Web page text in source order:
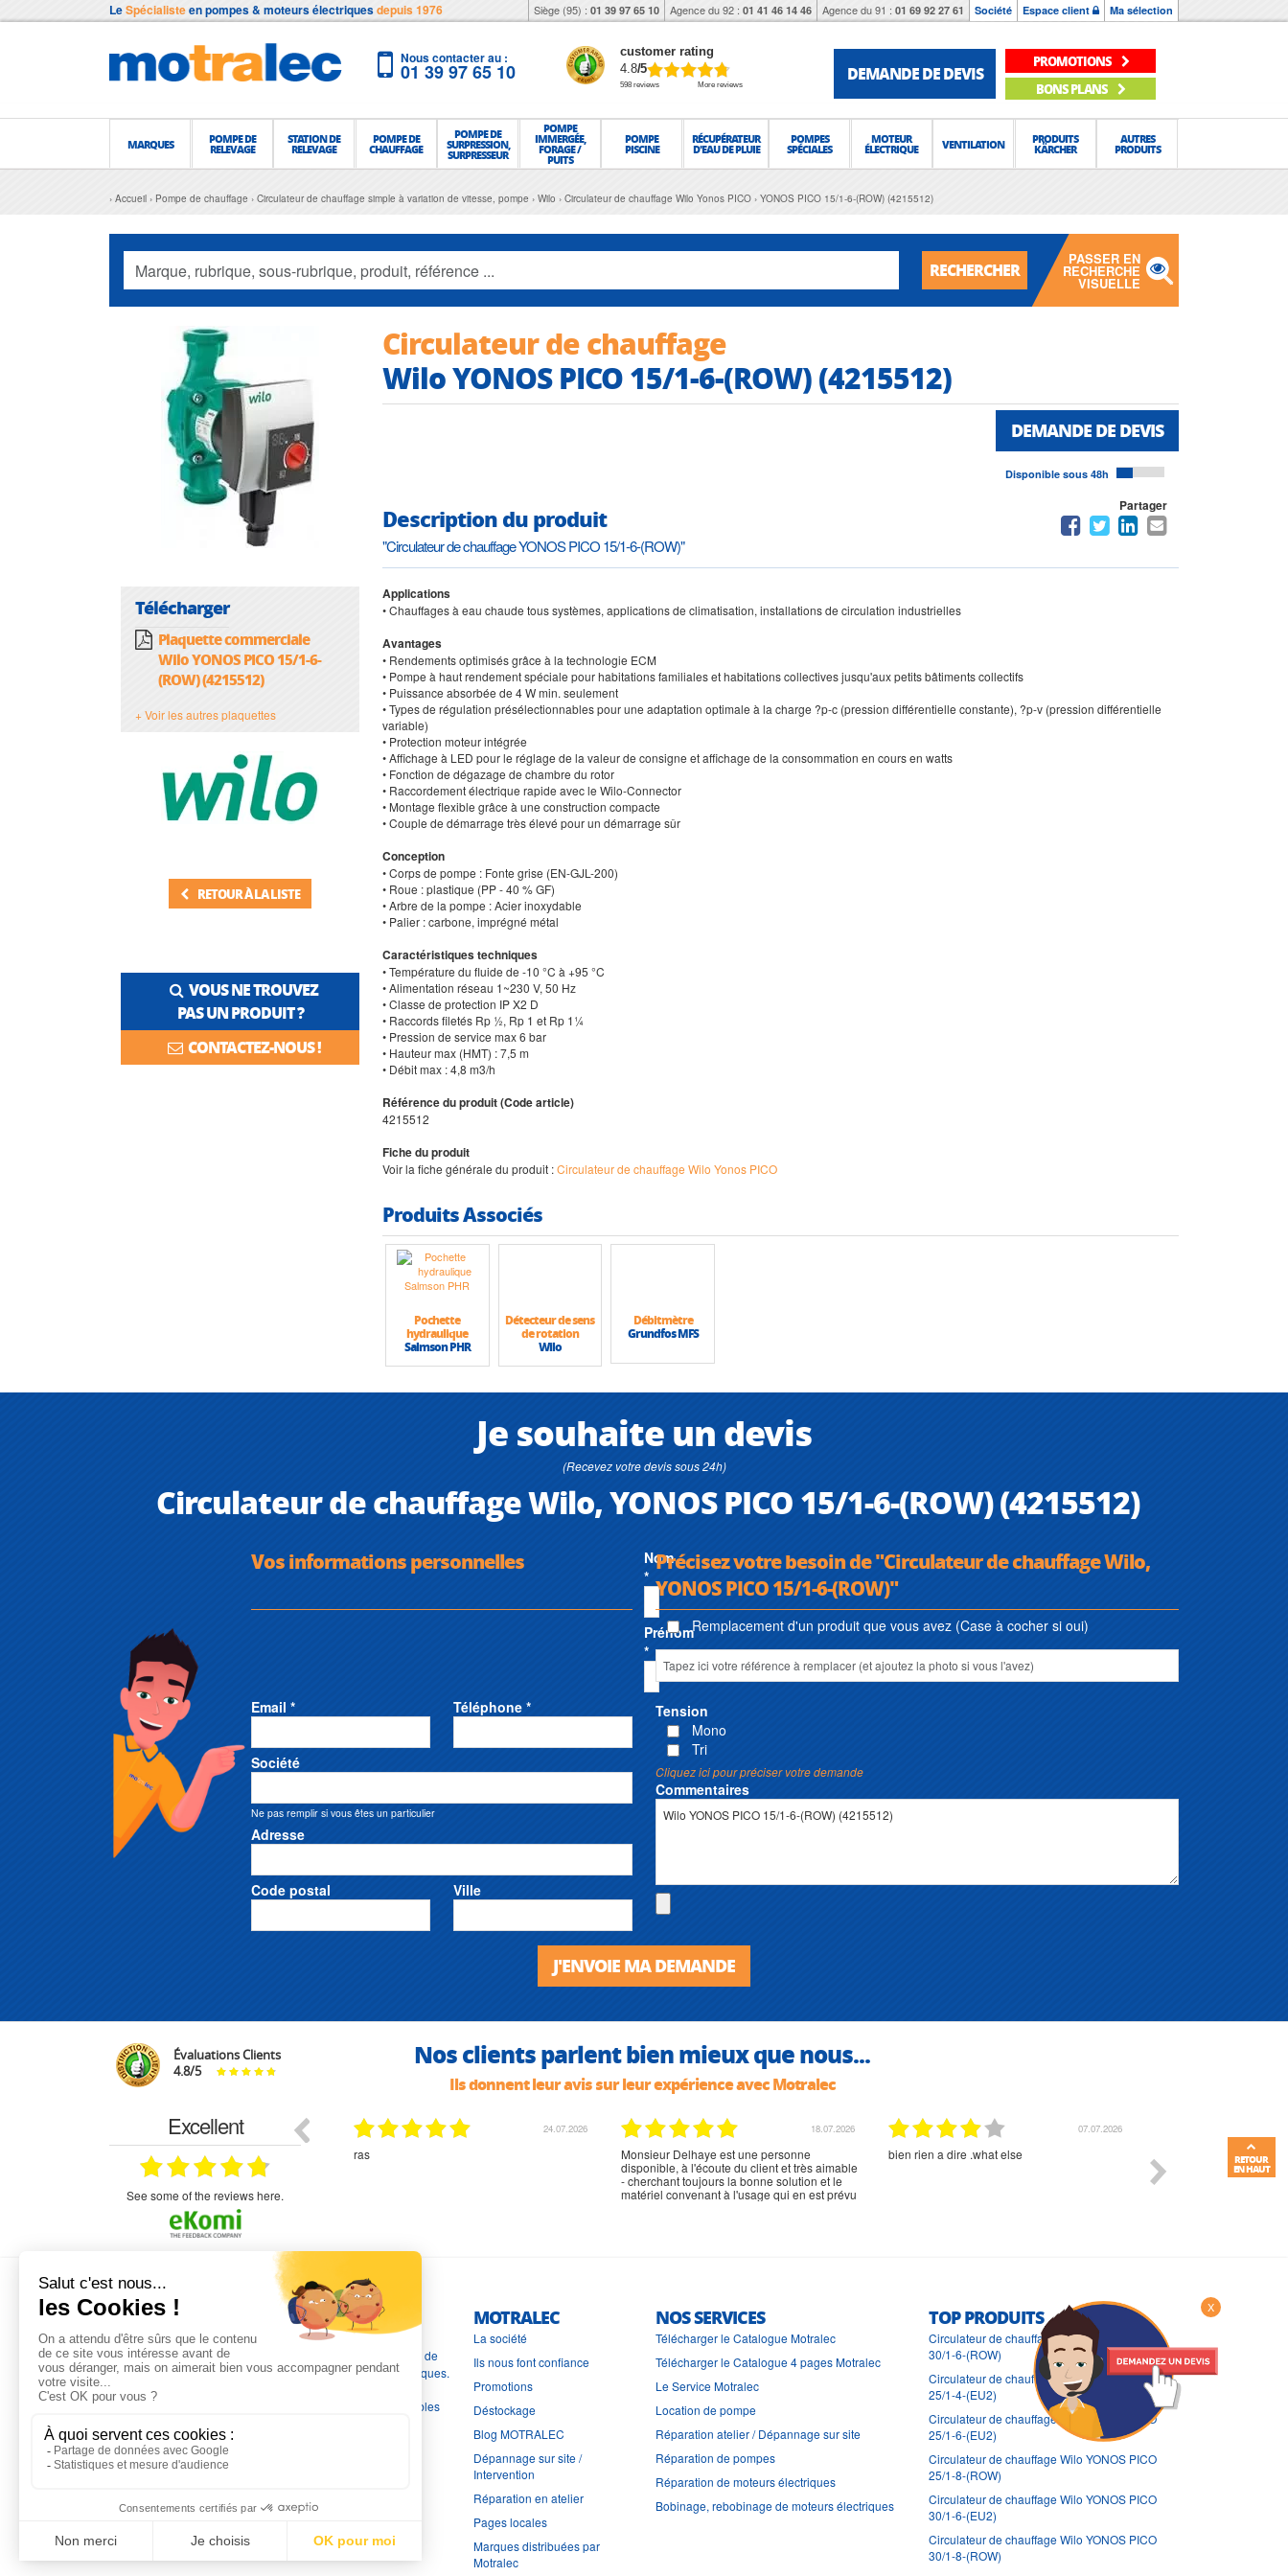
LeSpécialisteen pompes & moteurs électriquesdepuis 1976 Siège (95) : 01 39 97 65 10 Agence du 92 : 01 41 46 14 46 Agence du 91 : 01 69 92 27 61 Société Espace client Ma sélection
Nous contacter au :
01 39 97 65 10
customer rating
4.8/5
598 reviews More reviews
DEMANDE DE DEVIS
PROMOTIONS
BONS PLANS
MARQUES POMPE DE
RELEVAGE
STATION DE
RELEVAGE
POMPE DE
CHAUFFAGE
POMPE DE
SURPRESSION,
SURPRESSEUR
POMPE
IMMERGÉE,
FORAGE /
PUITS
POMPE
PISCINE
RÉCUPÉRATEUR
D'EAU DE PLUIE
POMPES
SPÉCIALES
MOTEUR
ÉLECTRIQUE VENTILATION PRODUITS
KÄRCHER
AUTRES
PRODUITS
Accueil Pompe de chauffage Circulateur de chauffage simple à variation de vitesse, pompe Wilo Circulateur de chauffage Wilo Yonos PICO YONOS PICO 15/1-6-(ROW) (4215512)
RECHERCHER
PASSER EN
RECHERCHE
VISUELLE
Télécharger
Plaquette commerciale
Wilo YONOS PICO 15/1-6-
(ROW) (4215512)
+ Voir les autres plaquettes
RETOUR À LA LISTE
VOUS NE TROUVEZ
PAS UN PRODUIT ?
CONTACTEZ-NOUS !
Circulateur de chauffage
Wilo YONOS PICO 15/1-6-(ROW) (4215512)
DEMANDE DE DEVIS
Disponible sous 48h
Description du produit
"Circulateur de chauffage YONOS PICO 15/1-6-(ROW)"
Partager
Applications
• Chauffages à eau chaude tous systèmes, applications de climatisation, installations de circulation industrielles
Avantages
• Rendements optimisés grâce à la technologie ECM
• Pompe à haut rendement spéciale pour habitations familiales et habitations collectives jusqu'aux petits bâtiments collectifs
• Puissance absorbée de 4 W min. seulement
• Types de régulation présélectionnables pour une adaptation optimale à la charge ?p-c (pression différentielle constante), ?p-v (pression différentielle
variable)
• Protection moteur intégrée
• Affichage à LED pour le réglage de la valeur de consigne et affichage de la consommation en cours en watts
• Fonction de dégazage de chambre du rotor
• Raccordement électrique rapide avec le Wilo-Connector
• Montage flexible grâce à une construction compacte
• Couple de démarrage très élevé pour un démarrage sûr
Conception
• Corps de pompe : Fonte grise (EN-GJL-200)
• Roue : plastique (PP - 40 % GF)
• Arbre de la pompe : Acier inoxydable
• Palier : carbone, imprégné métal
Caractéristiques techniques
• Température du fluide de -10 °C à +95 °C
• Alimentation réseau 1~230 V, 50 Hz
• Classe de protection IP X2 D
• Raccords filetés Rp ½, Rp 1 et Rp 1¼
• Pression de service max 6 bar
• Hauteur max (HMT) : 7,5 m
• Débit max : 4,8 m3/h
Référence du produit (Code article)
4215512
Fiche du produit
Voir la fiche générale du produit :Circulateur de chauffage Wilo Yonos PICO
Produits Associés
Pochette
hydraulique
Salmson PHR
Détecteur de sens
de rotation
Wilo
Débitmètre
Grundfos MFS
Je souhaite un devis
(Recevez votre devis sous 24h)
Circulateur de chauffage Wilo, YONOS PICO 15/1-6-(ROW) (4215512)
Vos informations personnelles
Nom
*
Prénom
*
Email * Téléphone *
Société
Ne pas remplir si vous êtes un particulier
Adresse
Code postal Ville
Précisez votre besoin de "Circulateur de chauffage Wilo,
YONOS PICO 15/1-6-(ROW)"
Remplacement d'un produit que vous avez (Case à cocher si oui)
Tension
Mono
Tri
Cliquez ici pour préciser votre demande
Commentaires
J'ENVOIE MA DEMANDE
Évaluations Clients
4.8/5 Nos clients parlent bien mieux que nous...
Ils donnent leur avis sur leur expérience avec Motralec
Excellent
see some of the reviews here.
29.03.2026
bonjour commande pompe puit malgré un
appel en dehors des heures d ouverture votre
commercial a géré ma demande le devis reçu
immédiatement un fois le paiement effectue la
commande a été valider l envoi a été un peu
long mais dans l ensemble très satisfait
24.07.2026
ras
18.07.2026
Monsieur Delhaye est une personne
disponible, à l'écoute du client et très aimable
- cherchant toujours la bonne solution et le
matériel convenant à l'usage qui en est prévu
07.07.2026
bien rien a dire .what else
L'EXPERTISE MOTRALEC
Depuis 1976, nous sommes
les spécialistes numéro 1 en
Franceen pompes de relevage, station de relevage, pompe de
chauffage, suppression, forage, immergée et moteurs électriques.
Nous assurons
dépannage
, tout en travaillant avec les marques les plus fiables
MOTRALEC
La société
Ils nous font confiance
Promotions
Déstockage
Blog MOTRALEC
Dépannage sur site /
Intervention
Réparation en atelier
Pages locales
Marques distribuées par
Motralec
NOS SERVICES
Télécharger le Catalogue Motralec
Télécharger le Catalogue 4 pages Motralec
Le Service Motralec
Location de pompe
Réparation atelier / Dépannage sur site
Réparation de pompes
Réparation de moteurs électriques
Bobinage, rebobinage de moteurs électriques
TOP PRODUITS
Circulateur de chauffage Wilo YONOS PICO
30/1-6-(ROW)
Circulateur de chauffage Wilo YONOS PICO
25/1-4-(EU2)
Circulateur de chauffage Wilo YONOS PICO
25/1-6-(EU2)
Circulateur de chauffage Wilo YONOS PICO
25/1-8-(ROW)
Circulateur de chauffage Wilo YONOS PICO
30/1-6-(EU2)
Circulateur de chauffage Wilo YONOS PICO
30/1-8-(ROW)
X
RETOUR
EN HAUT